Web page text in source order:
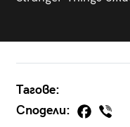
Тагове:
Сподели: